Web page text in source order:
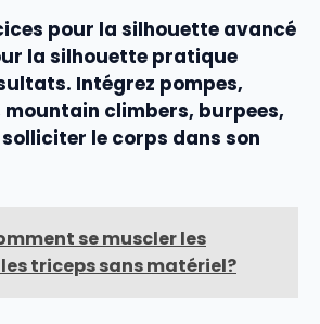
pour la silhouette avancé
la silhouette pratique
Intégrez pompes,
climbers, burpees,
le corps dans son
se muscler les
triceps sans matériel?